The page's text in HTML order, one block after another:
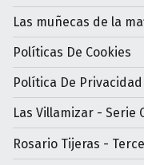
Las muñecas de la
Políticas De Cookies
Política De Privacidad
Las Villamizar - Serie
Rosario Tijeras -